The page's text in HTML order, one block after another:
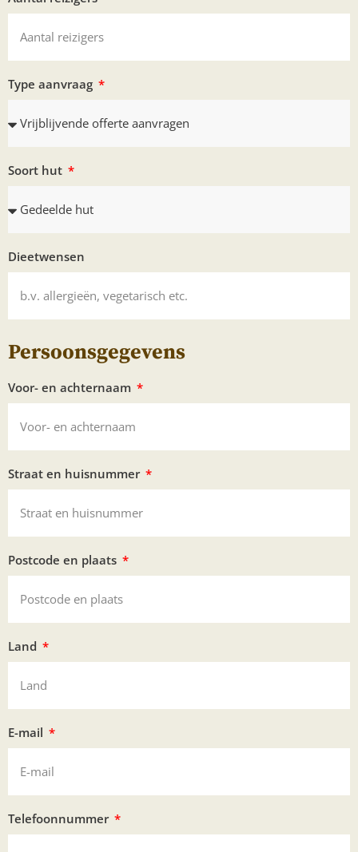
Type aanvraag
Soort hut
Dieetwensen
Persoonsgegevens
Voor- en achternaam
Straat en huisnummer
Postcode en plaats
Land
E-mail
Telefoonnummer